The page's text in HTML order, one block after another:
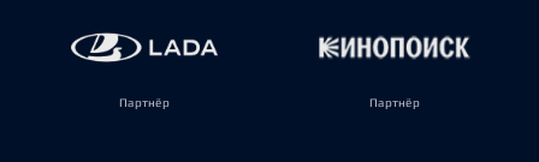
Партнёр Партнёр